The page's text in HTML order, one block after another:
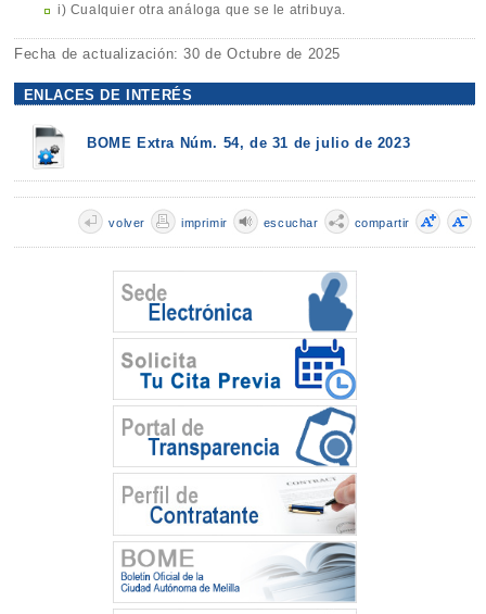
i) Cualquier otra análoga que se le atribuya.
Fecha de actualización: 30 de Octubre de 2025
ENLACES DE INTERÉS
BOME Extra Núm. 54, de 31 de julio de 2023
compartir
escuchar
imprimir
volver